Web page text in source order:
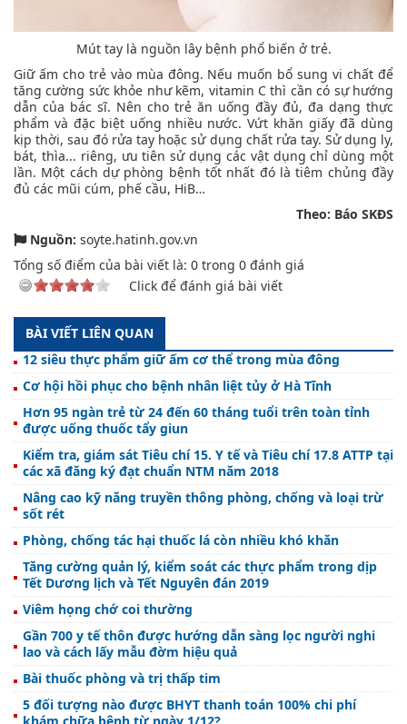
Mút tay là nguồn lây bệnh phổ biến ở trẻ.
Giữ ấm cho trẻ vào mùa đông. Nếu muốn bổ sung vi chất để
tăng cường sức khỏe như kẽm, vitamin C thì cần có sự hướng
dẫn của bác sĩ. Nên cho trẻ ăn uống đầy đủ, đa dạng thực
phẩm và đặc biệt uống nhiều nước. Vứt khăn giấy đã dùng
kịp thời, sau đó rửa tay hoặc sử dụng chất rửa tay. Sử dụng ly,
bát, thìa... riêng, ưu tiên sử dụng các vật dụng chỉ dùng một
lần. Một cách dự phòng bệnh tốt nhất đó là tiêm chủng đầy
đủ các mũi cúm, phế cầu, HiB…
Theo: Báo SKĐS
Nguồn: soyte.hatinh.gov.vn
Tổng số điểm của bài viết là: 0 trong 0 đánh giá
Click để đánh giá bài viết
BÀI VIẾT LIÊN QUAN
12 siêu thực phẩm giữ ấm cơ thể trong mùa đông
Cơ hội hồi phục cho bệnh nhân liệt tủy ở Hà Tĩnh
Hơn 95 ngàn trẻ từ 24 đến 60 tháng tuổi trên toàn tỉnh
được uống thuốc tẩy giun
Kiểm tra, giám sát Tiêu chí 15. Y tế và Tiêu chí 17.8 ATTP tại
các xã đăng ký đạt chuẩn NTM năm 2018
Nâng cao kỹ năng truyền thông phòng, chống và loại trừ
sốt rét
Phòng, chống tác hại thuốc lá còn nhiều khó khăn
Tăng cường quản lý, kiểm soát các thực phẩm trong dịp
Tết Dương lịch và Tết Nguyên đán 2019
Viêm họng chớ coi thường
Gần 700 y tế thôn được hướng dẫn sàng lọc người nghi
lao và cách lấy mẫu đờm hiệu quả
Bài thuốc phòng và trị thấp tim
5 đối tượng nào được BHYT thanh toán 100% chi phí